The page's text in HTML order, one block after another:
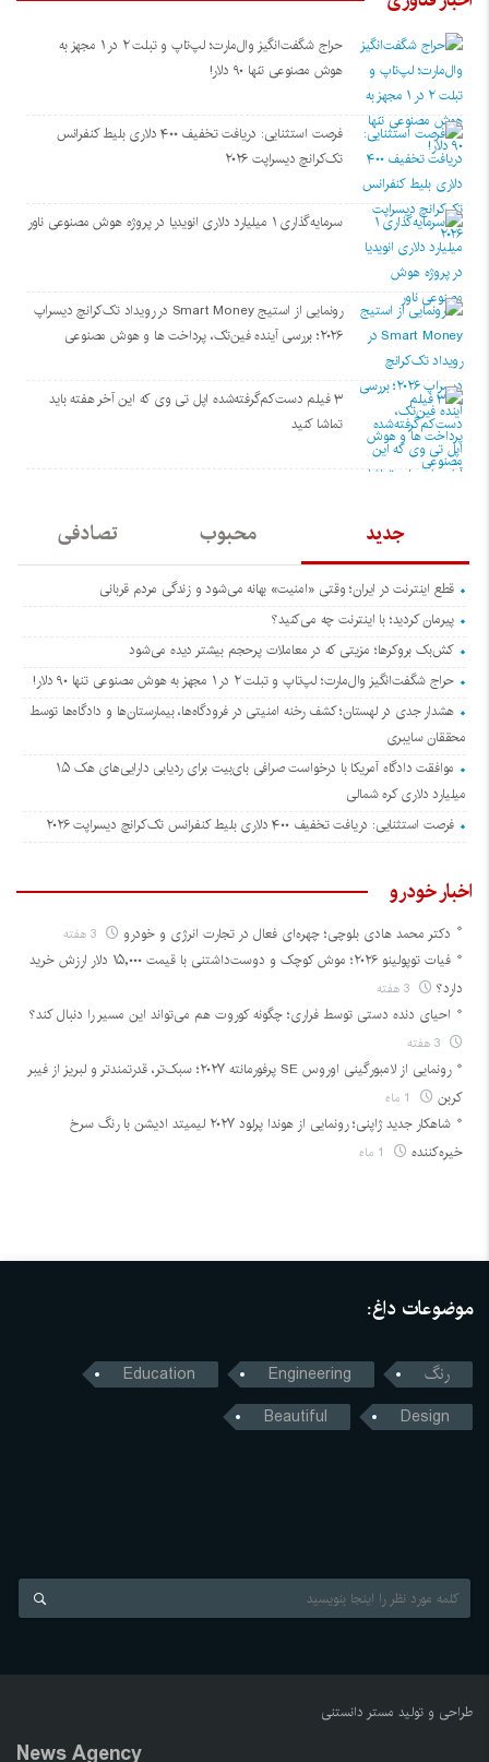
حراج شگفت‌انگیز وال‌مارت؛ لپ‌تاپ و تبلت ۲ در ۱ مجهز به
هوش مصنوعی تنها ۹۰ دلار!
فرصت استثنایی: دریافت تخفیف ۴۰۰ دلاری بلیط کنفرانس
تک‌کرانچ دیسراپت ۲۰۲۶
سرمایه‌گذاری ۱ میلیارد دلاری انویدیا در پروژه هوش مصنوعی ناور
رونمایی از استیج Smart Money در رویداد تک‌کرانچ دیسراپ
۲۰۲۶؛ بررسی آینده فین‌تک، پرداخت‌ ها و هوش مصنوعی
۳ فیلم دست‌کم‌گرفته‌شده اپل تی وی که این آخر هفته باید
تماشا کنید
جدید محبوب تصادفی
قطع اینترنت در ایران؛ وقتی «امنیت» بهانه می‌شود و زندگی مردم قربانی
پیرمان کردید؛ با اینترنت چه می‌کنید؟
کش‌بک بروکرها؛ مزیتی که در معاملات پرحجم بیشتر دیده می‌شود
حراج شگفت‌انگیز وال‌مارت؛ لپ‌تاپ و تبلت ۲ در ۱ مجهز به هوش مصنوعی تنها ۹۰ دلار!
هشدار جدی در لهستان؛ کشف رخنه امنیتی در فرودگاه‌ها، بیمارستان‌ها و دادگاه‌ها توسط
محققان سایبری
موافقت دادگاه آمریکا با درخواست صرافی بای‌بیت برای ردیابی دارایی‌های هک ۱.۵
میلیارد دلاری کره شمالی
فرصت استثنایی: دریافت تخفیف ۴۰۰ دلاری بلیط کنفرانس تک‌کرانچ دیسراپت ۲۰۲۶
اخبار خودرو
دکتر محمد هادی بلوچی؛ چهره‌ای فعال در تجارت انرژی و خودرو
فیات توپولینو ۲۰۲۶؛ موش کوچک و دوست‌داشتنی با قیمت ۱۵,۰۰۰ دلار ارزش خرید
دارد؟
احیای دنده دستی توسط فراری؛ چگونه کوروت هم می‌تواند این مسیر را دنبال کند؟
رونمایی از لامبورگینی اوروس SE پرفورمانته ۲۰۲۷؛ سبک‌تر، قدرتمندتر و لبریز از فیبر
کربن
شاهکار جدید ژاپنی؛ رونمایی از هوندا پرلود ۲۰۲۷ لیمیتد ادیشن با رنگ سرخ
خیره‌کننده
موضوعات داغ:
رنگ Engineering
Education
Design
Beautiful
طراحی و تولید مستر دانستنی
News Agency